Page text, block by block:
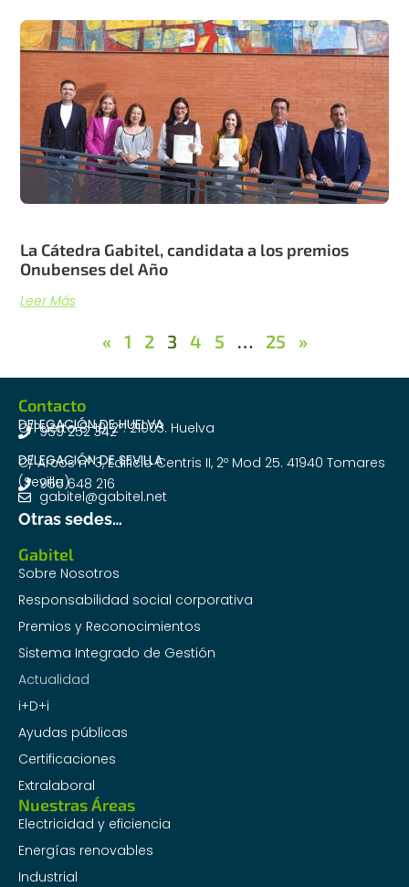
La Cátedra Gabitel, candidata a los premios
Onubenses del Año
Leer Más
« 1 2 3 4 5 … 25 »
Gabitel
Sobre Nosotros
Responsabilidad social corporativa
Premios y Reconocimientos
Sistema Integrado de Gestión
Actualidad
i+D+i
Ayudas públicas
Certificaciones
Extralaboral
Nuestras Áreas
Electricidad y eficiencia
Energías renovables
Industrial
Contacto
DELEGACIÓN DE HUELVA
C/Puerto 8-10, 2º. 21003. Huelva
959 252 342
DELEGACIÓN DE SEVILLA
C/ Arcos nº 3, Edificio Centris II, 2º Mod 25. 41940 Tomares
(Sevilla)
955 648 216
gabitel@gabitel.net
Otras sedes…